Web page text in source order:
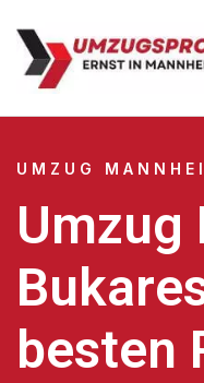
UMZUG
Umzug
besten